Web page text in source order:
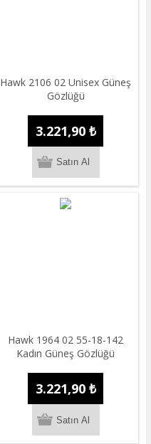
Hawk 2106 02 Unisex Güneş
Gözlüğü
3.221,90 ₺
Hawk 1964 02 55-18-142
Kadın Güneş Gözlüğü
3.221,90 ₺